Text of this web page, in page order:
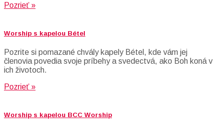
Pozrieť »
Worship s kapelou Bétel
Pozrite si pomazané chvály kapely Bétel, kde vám jej
členovia povedia svoje príbehy a svedectvá, ako Boh koná v
ich životoch.
Pozrieť »
Worship s kapelou BCC Worship